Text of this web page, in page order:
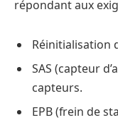
répondant aux
Réinitialisation
SAS (capteur
capteurs.
EPB (frein de